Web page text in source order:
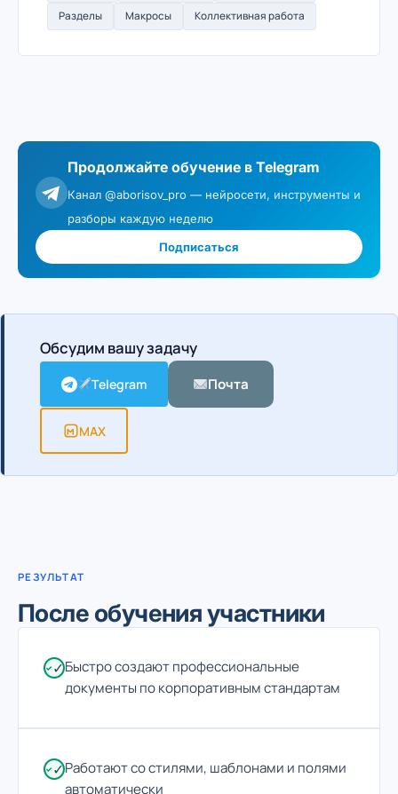
Разделы
Макросы Коллективная работа
Продолжайте обучение в Telegram
Канал @aborisov_pro — нейросети, инструменты и
разборы каждую неделю
Подписаться
Обсудим вашу задачу
Telegram Почта
MAX
РЕЗУЛЬТАТ
После обучения участники
✓Быстро создают профессиональные
документы по корпоративным стандартам
✓Работают со стилями, шаблонами и полями
автоматически